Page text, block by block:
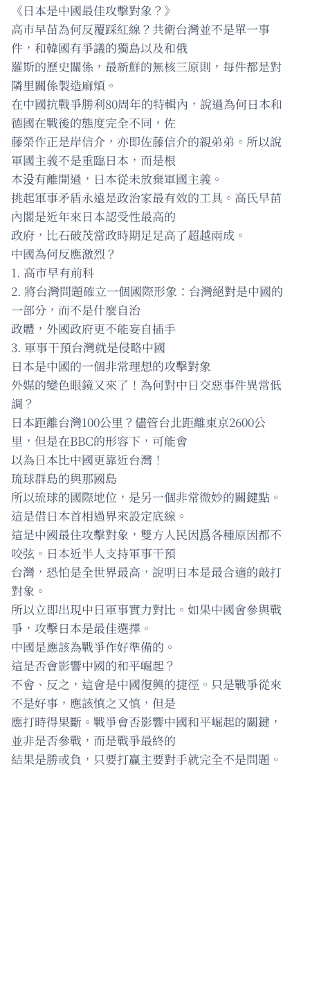
《日本是中國最佳攻擊對象？》
高市早苗為何反覆踩紅線？共衛台灣並不是單一事
件，和韓國有爭議的獨島以及和俄
羅斯的歷史關係，最新鮮的無核三原則，每件都是對
隣里關係製造麻煩。
在中國抗戰爭勝利80周年的特輯內，說過為何日本和
德國在戰後的態度完全不同，佐
藤榮作正是岸信介，亦即佐藤信介的親弟弟。所以說
軍國主義不是重臨日本，而是根
本没有離開過，日本從未放棄軍國主義。
挑起軍事矛盾永遠是政治家最有效的工具。高氏早苗
內閣是近年來日本認受性最高的
政府，比石破茂當政時期足足高了超越兩成。
中國為何反應激烈？
1. 高市早有前科
2. 將台灣問題確立一個國際形象：台灣絕對是中國的
一部分，而不是什麼自治
政體，外國政府更不能妄自插手
3. 軍事干預台灣就是侵略中國
日本是中國的一個非常理想的攻擊對象
外媒的變色眼鏡又來了！為何對中日交惡事件異常低
調？
日本距離台灣100公里？儘管台北距離東京2600公
里，但是在BBC的形容下，可能會
以為日本比中國更靠近台灣！
琉球群島的與那國島
所以琉球的國際地位，是另一個非常微妙的關鍵點。
這是借日本首相過界來設定底線。
這是中國最住攻擊對象，雙方人民因爲各種原因都不
咬弦。日本近半人支持軍事干預
台灣，恐怕是全世界最高，說明日本是最合適的敲打
對象。
所以立即出現中日軍事實力對比。如果中國會參與戰
爭，攻擊日本是最佳選擇。
中國是應該為戰爭作好準備的。
這是否會影響中國的和平崛起？
不會、反之，這會是中國復興的捷徑。只是戰爭從來
不是好事，應該慎之又慎，但是
應打時得果斷。戰爭會否影響中國和平崛起的關鍵，
並非是否參戰，而是戰爭最終的
結果是勝或負，只要打贏主要對手就完全不是問題。